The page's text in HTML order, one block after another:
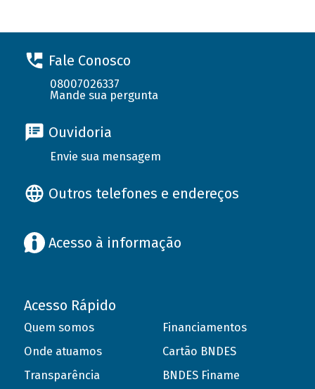
Fale Conosco
08007026337
Mande sua pergunta
Ouvidoria
Envie sua mensagem
Outros telefones e endereços
Acesso à informação
Acesso Rápido
Quem somos
Onde atuamos
Transparência
Financiamentos
Cartão BNDES
BNDES Finame